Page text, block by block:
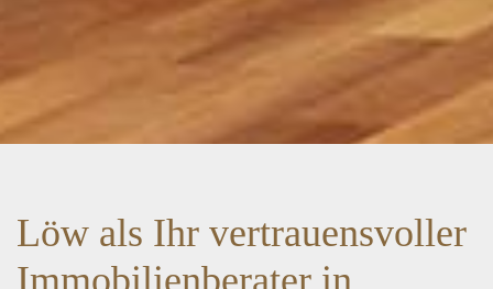
Löw als Ihr vertrauensvoller